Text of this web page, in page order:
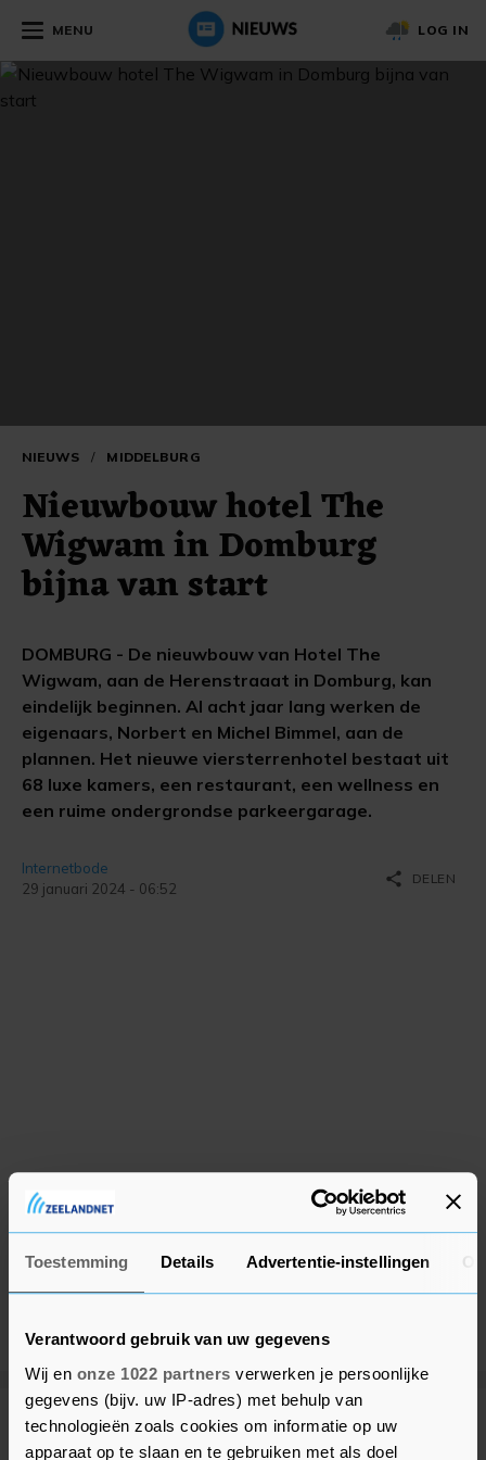
Toestemming Details Advertentie-instellingen
Verantwoord gebruik van uw gegevens
Wij en onze 1022 partners verwerken je persoonlijke
gegevens (bijv. uw IP-adres) met behulp van
technologieën zoals cookies om informatie op uw
apparaat op te slaan en te gebruiken met als doel
MENU LOG IN
NIEUWS / MIDDELBURG
Nieuwbouw hotel The
Wigwam in Domburg
bijna van start
DOMBURG - De nieuwbouw van Hotel The
Wigwam, aan de Herenstraaat in Domburg, kan
eindelijk beginnen. Al acht jaar lang werken de
eigenaars, Norbert en Michel Bimmel, aan de
plannen. Het nieuwe viersterrenhotel bestaat uit
68 luxe kamers, een restaurant, een wellness en
een ruime ondergrondse parkeergarage.
Internetbode
29 januari 2024 - 06:52
share DELEN
Meer uit Middelburg